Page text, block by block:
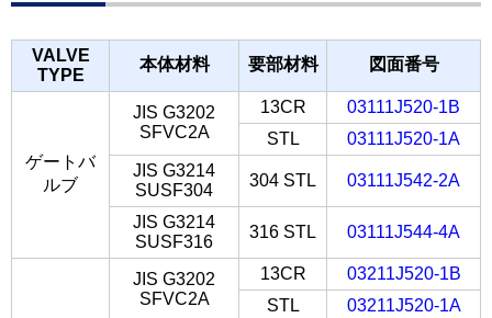
VALVE
TYPE
本体材料 要部材料 図面番号
ゲートバ
ルブ
JIS G3202
SFVC2A
13CR
03111J520-1B
STL
03111J520-1A
JIS G3214
SUSF304
304 STL 03111J542-2A
JIS G3214
SUSF316
316 STL 03111J544-4A
JIS G3202
SFVC2A
13CR
03211J520-1B
STL
03211J520-1A